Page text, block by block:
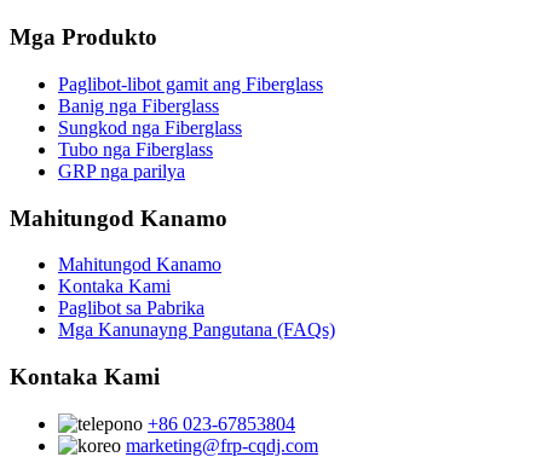
Mga Produkto
Paglibot-libot gamit ang Fiberglass
Banig nga Fiberglass
Sungkod nga Fiberglass
Tubo nga Fiberglass
GRP nga parilya
Mahitungod Kanamo
Mahitungod Kanamo
Kontaka Kami
Paglibot sa Pabrika
Mga Kanunayng Pangutana (FAQs)
Kontaka Kami
+86 023-67853804
marketing@frp-cqdj.com